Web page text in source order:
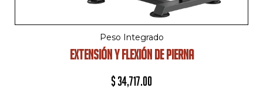
Peso Integrado
EXTENSIÓN Y FLEXIÓN DE PIERNA
$34,717.00